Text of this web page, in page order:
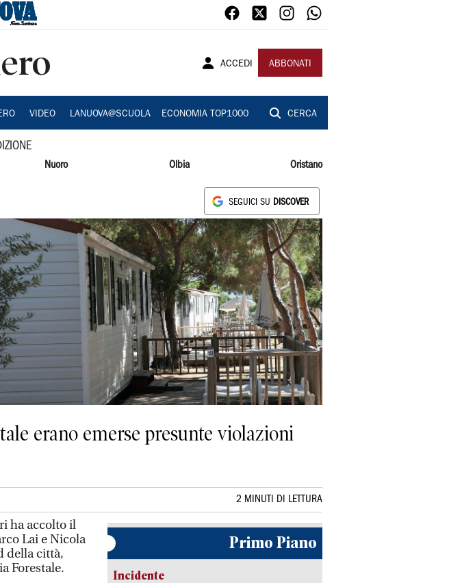
ACCEDI ABBONATI
VIDEO LANUOVA@SCUOLA ECONOMIA TOP1000 CERCA
Nuoro Olbia Oristano
SEGUICI SU DISCOVER
erano emerse presunte violazioni
2 MINUTI DI LETTURA
ha accolto il
Lai e Nicola
della città,
Forestale.
Primo Piano
Incidente